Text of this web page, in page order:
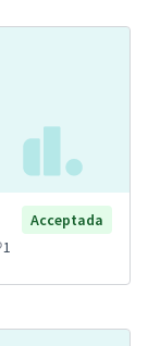
Acceptada
1